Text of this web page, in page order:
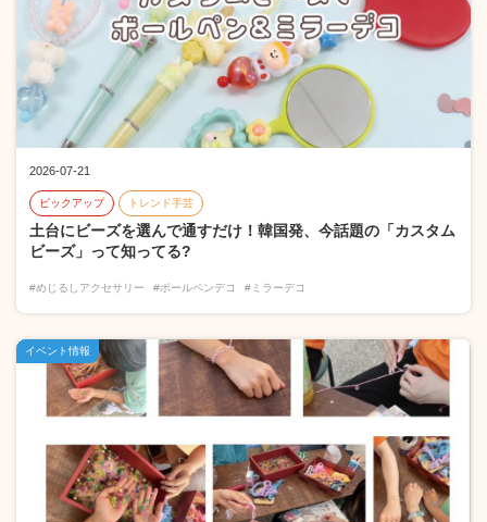
2026-07-21
ピックアップ トレンド手芸
土台にビーズを選んで通すだけ！韓国発、今話題の「カスタム
ビーズ」って知ってる?
#めじるしアクセサリー #ボールペンデコ #ミラーデコ
イベント情報